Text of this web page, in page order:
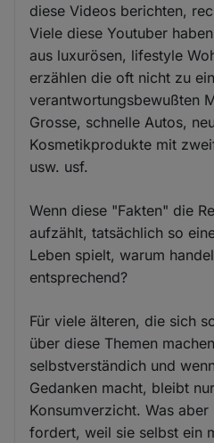
diese Videos berichten,
Viele diese Youtuber
aus luxurösen, lifestyle
erzählen die oft nicht zu
verantwortungsbewußten
Grosse, schnelle Autos,
Kosmetikprodukte mit
usw. usf.
Wenn diese "Fakten" die
aufzählt, tatsächlich so
Leben spielt, warum
entsprechend?
Für viele älteren, die sich
über diese Themen
selbstverständich und
Gedanken macht, bleibt
Konsumverzicht. Was
fordert, weil sie selbst ein